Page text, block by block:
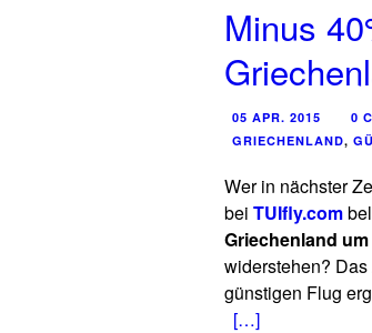
Minus
05 APR. 2015 0
GRIECHENLAND,
Wer in nächster
bei TUIfly.com
Griechenland
widerstehen?
günstigen Flug
[…]